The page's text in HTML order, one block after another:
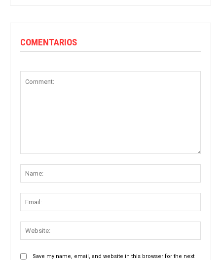
COMENTARIOS
Save my name, email, and website in this browser for the next